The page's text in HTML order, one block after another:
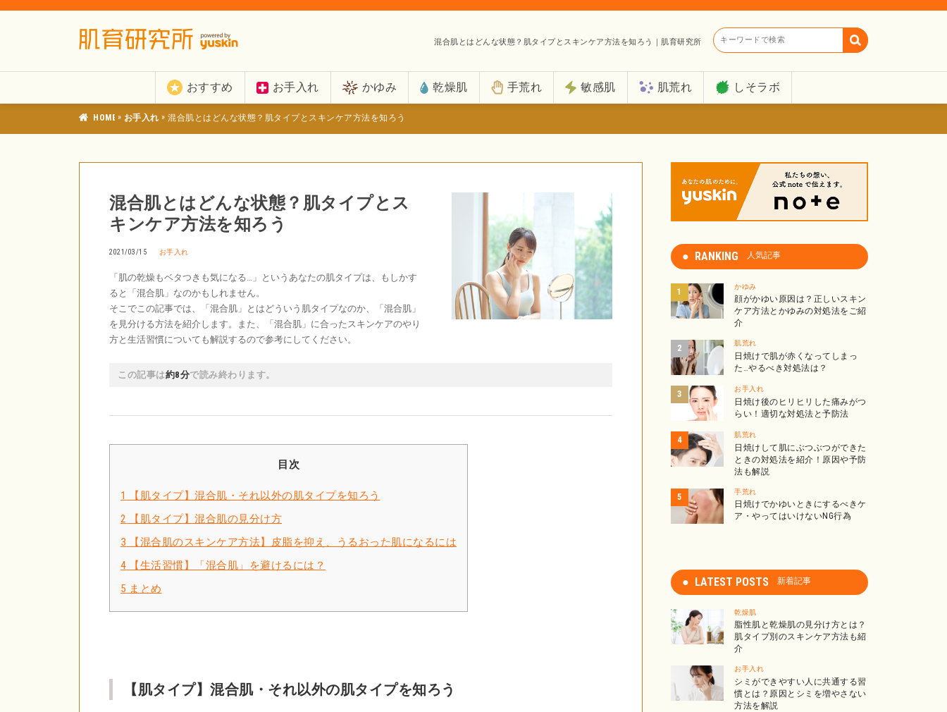
混合肌とはどんな状態？肌タイプとスキンケア方法を知ろう｜肌育研究所 キーワードで検索
おすすめ お手入れ かゆみ 乾燥肌 手荒れ 敏感肌 肌荒れ しそラボ
肌育研究所
» お手入れ »混合肌とはどんな状態？肌タイプとスキンケア方法を知ろう
混合肌とはどんな状態？肌タイプとス
キンケア方法を知ろう
2021/03/15 お手入れ
「肌の乾燥もベタつきも気になる…」というあなたの肌タイプは、もしかす
ると「混合肌」なのかもしれません。
そこでこの記事では、「混合肌」とはどういう肌タイプなのか、「混合肌」
を見分ける方法を紹介します。また、「混合肌」に合ったスキンケアのやり
方と生活習慣についても解説するので参考にしてください。
この記事は約8分で読み終わります。
目次
1
【肌タイプ】混合肌・それ以外の肌タイプを知ろう
2 【肌タイプ】混合肌の見分け方
3 【混合肌のスキンケア方法】皮脂を抑え、うるおった肌になるには
4 【生活習慣】「混合肌」を避けるには？
5 まとめ
【肌タイプ】混合肌・それ以外の肌タイプを知ろう
RANKING 人気記事
かゆみ
顔がかゆい原因は？正しいスキン
ケア方法とかゆみの対処法をご紹
介
肌荒れ
日焼けで肌が赤くなってしまっ
た…やるべき対処法は？
お手入れ
日焼け後のヒリヒリした痛みがつ
らい！適切な対処法と予防法
肌荒れ
日焼けして肌にぶつぶつができた
ときの対処法を紹介！原因や予防
法も解説
手荒れ
日焼けでかゆいときにするべきケ
ア・やってはいけないNG行為
LATEST POSTS 新着記事
乾燥肌
脂性肌と乾燥肌の見分け方とは？
肌タイプ別のスキンケア方法も紹
介
お手入れ
シミができやすい人に共通する習
慣とは？原因とシミを増やさない
方法を解説